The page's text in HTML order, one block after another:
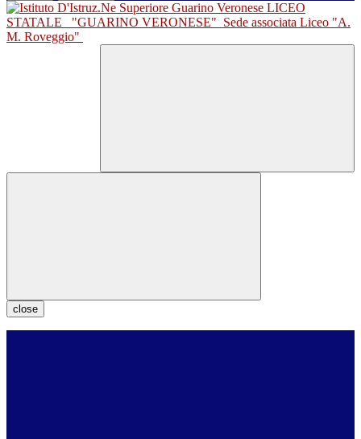
LICEO
STATALE
"GUARINO VERONESE" Sede associata Liceo "A.
M. Roveggio"
close